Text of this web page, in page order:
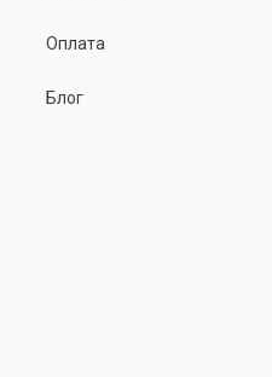
Оплата
Блог